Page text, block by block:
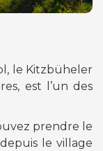
le Kitzbüheler
est l’un des
prendre le
le village